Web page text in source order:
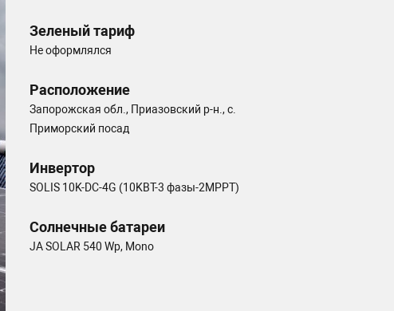
Зеленый тариф
Не оформлялся
Расположение
Запорожская обл., Приазовский р-н., с.
Приморский посад
Инвертор
SOLIS 10K-DC-4G (10KBT-3 фазы-2MPPT)
Солнечные батареи
JA SOLAR 540 Wp, Mono